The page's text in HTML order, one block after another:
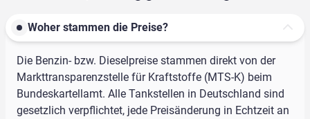
Woher stammen die Preise?
Die Benzin- bzw. Dieselpreise stammen direkt von der
Markttransparenzstelle für Kraftstoffe (MTS-K) beim
Bundeskartellamt. Alle Tankstellen in Deutschland sind
gesetzlich verpflichtet, jede Preisänderung in Echtzeit an